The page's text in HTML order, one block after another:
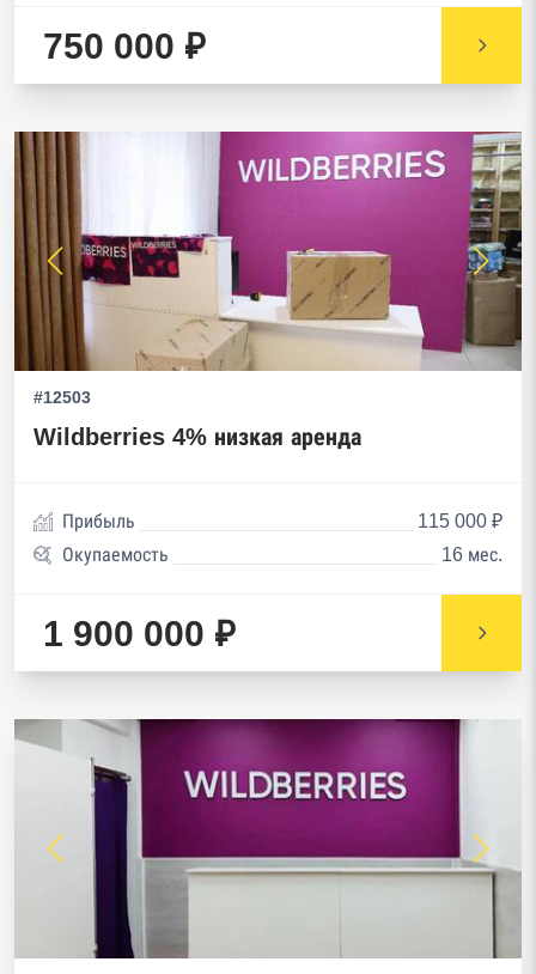
750 000 ₽
#12503
Wildberries 4% низкая аренда
Прибыль
115 000 ₽
Окупаемость
16 мес.
1 900 000 ₽